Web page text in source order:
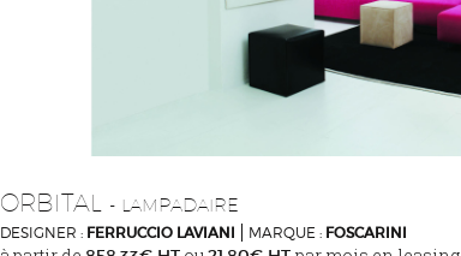
ORBITAL - LAMPADAIRE
DESIGNER : FERRUCCIO LAVIANI MARQUE : FOSCARINI